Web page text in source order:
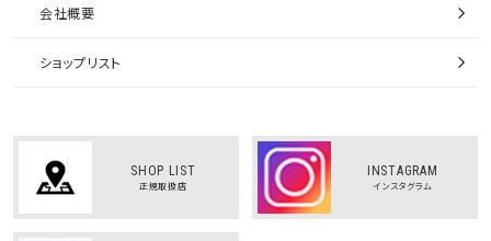
会社概要
ショップリスト
SHOP LIST
正規取扱店
INSTAGRAM
インスタグラム